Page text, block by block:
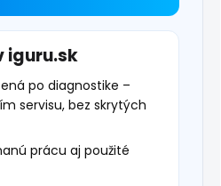
iguru.sk
po diagnostike –
servisu, bez skrytých
prácu aj použité